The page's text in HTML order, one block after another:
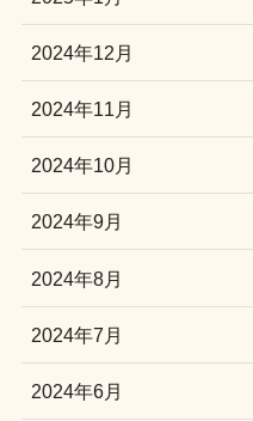
2024年12月
2024年11月
2024年10月
2024年9月
2024年8月
2024年7月
2024年6月